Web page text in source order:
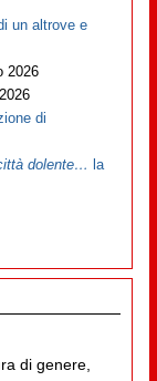
un altrove e
2026
di
dolente… la
di genere,